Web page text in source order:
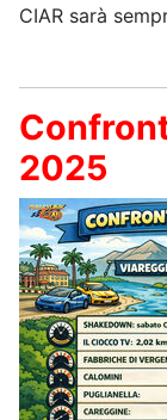
CIAR sarà
2025